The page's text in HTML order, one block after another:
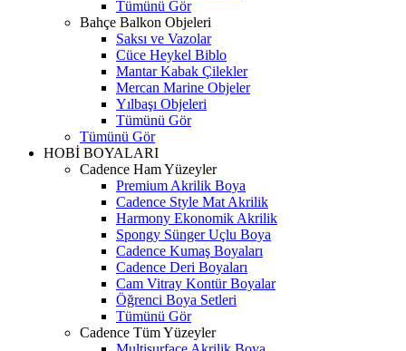
Tümünü Gör
Bahçe Balkon Objeleri
Saksı ve Vazolar
Cüce Heykel Biblo
Mantar Kabak Çilekler
Mercan Marine Objeler
Yılbaşı Objeleri
Tümünü Gör
Tümünü Gör
HOBİ BOYALARI
Cadence Ham Yüzeyler
Premium Akrilik Boya
Cadence Style Mat Akrilik
Harmony Ekonomik Akrilik
Spongy Sünger Uçlu Boya
Cadence Kumaş Boyaları
Cadence Deri Boyaları
Cam Vitray Kontür Boyalar
Öğrenci Boya Setleri
Tümünü Gör
Cadence Tüm Yüzeyler